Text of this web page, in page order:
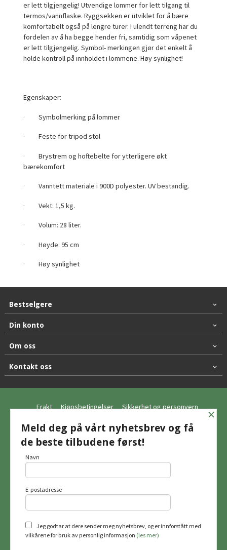
er lett tilgjengelig! Utvendige lommer for lett tilgang til
termos/vannflaske. Ryggsekken er utviklet for å bære
komfortabelt også på lengre turer. I ulendt terreng har du
fordelen av å ha begge hender fri, samtidig som våpenet
er lett tilgjengelig. Symbol- merkingen gjør det enkelt å
holde kontroll på innholdet i lommene. Høy synlighet!
Egenskaper:
· Symbolmerking på lommer
· Feste for tripod stol
· Brystrem og hoftebelte for ytterligere økt
bærekomfort
· Vanntett materiale i 900D polyester. UV bestandig.
· Vekt: 1,5 kg.
· Volum: 28 liter.
· Høyde: 95 cm
· Høy synlighet
Bestselgere
Din konto
Om oss
Kontakt oss
Frakt Kjøpsbetingelser Sikkerhet og personvern
Nyhetsbrev
© Hagemo Jakt og Friluft AS
Vår nettbutikk bruker cookies slik at du
hovedsaklig til å lagre
innloggingsdetaljer og huske hva du
×
Meld deg på vårt nyhetsbrev og få
de beste tilbudene først!
Navn
E-postadresse
Jeg godtar at dere sender meg nyhetsbrev, og er innforstått med
vilkårene for bruk av personlig informasjon (les mer)